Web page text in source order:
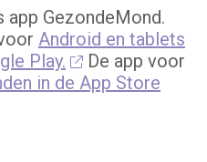
app GezondeMond.
Android en tablets
Play.
De app voor
in de App Store